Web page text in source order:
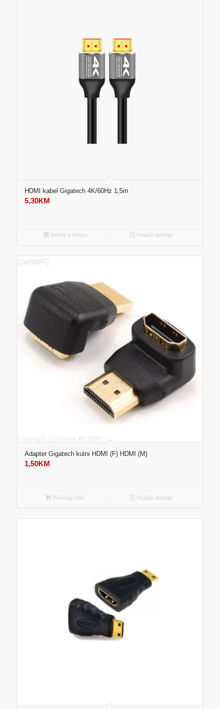
HDMI kabel Gigatech 4K/60Hz 1,5m
5,30KM
Dodaj u korpu Pokaži detalje
Adapter Gigatech kutni HDMI (F) HDMI (M)
1,50KM
Pročitaj više Pokaži detalje